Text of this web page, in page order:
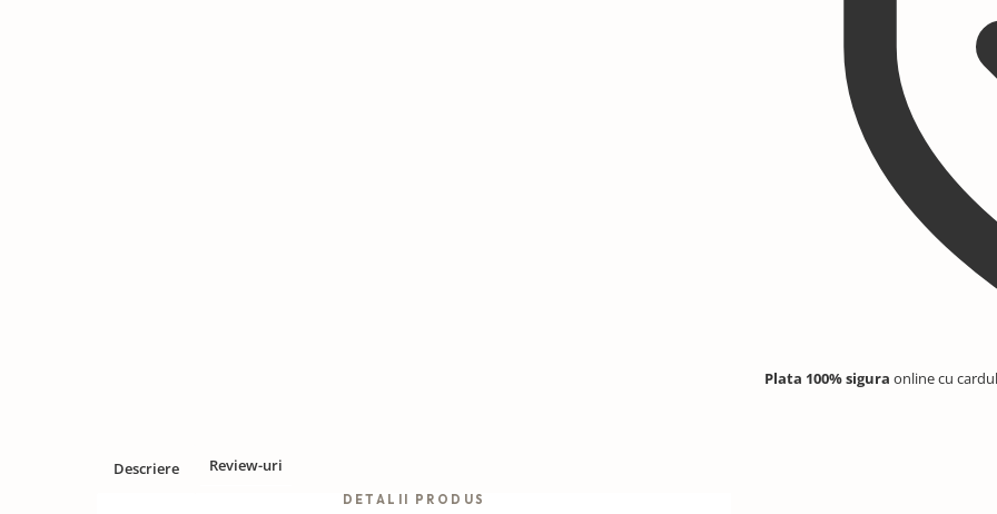
Plata 100% sigura online cu cardul
Descriere Review-uri
DETALII PRODUS